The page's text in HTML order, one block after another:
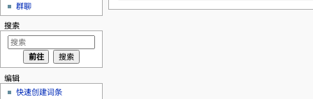
群聊
搜索
编辑
快速创建词条